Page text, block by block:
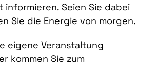
informieren. Seien Sie dabei
Sie die Energie von morgen.
eigene Veranstaltung
kommen Sie zum